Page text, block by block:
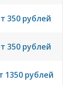
350 рублей
350 рублей
1350 рублей